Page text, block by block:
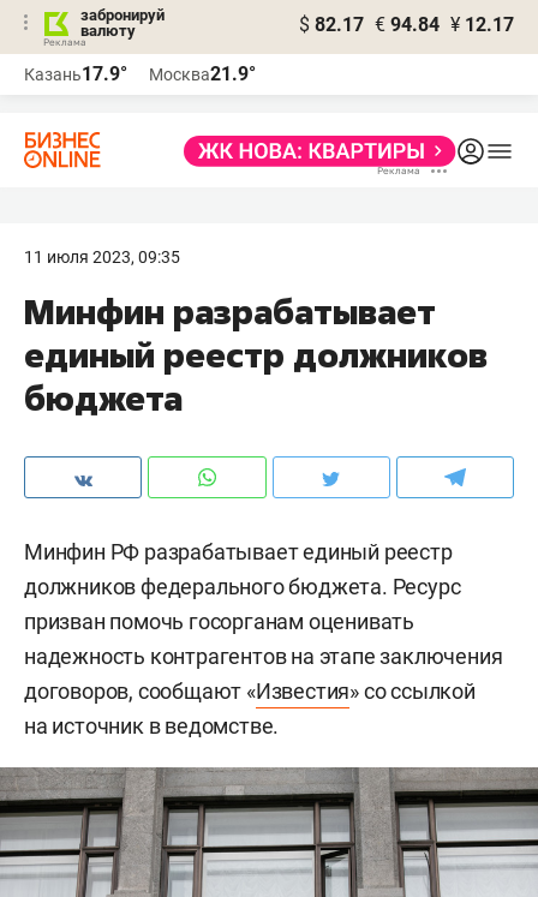
забронируй
валюту
$ 82.17 € 94.84 ¥ 12.17
Казань17.9° Москва21.9°
11 июля 2023, 09:35
Минфин разрабатывает
единый реестр должников
бюджета
Минфин РФ разрабатывает единый реестр
должников федерального бюджета. Ресурс
призван помочь госорганам оценивать
надежность контрагентов на этапе заключения
договоров, сообщают «Известия» со ссылкой
на источник в ведомстве.